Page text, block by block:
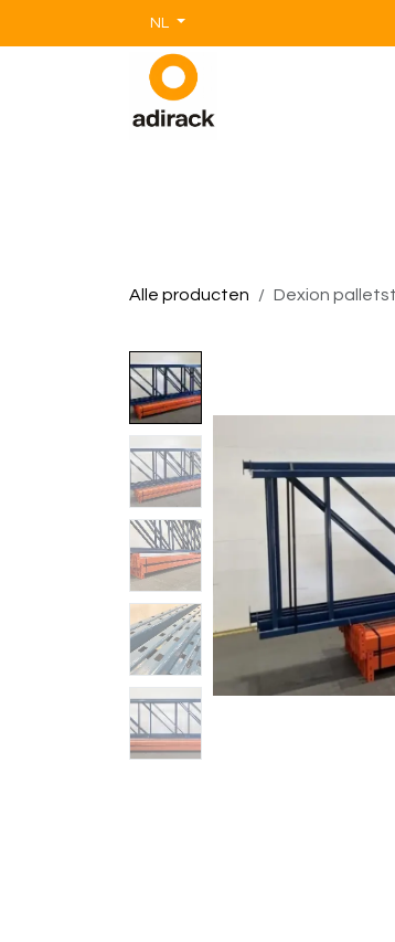
NL
Alle producten Dexion